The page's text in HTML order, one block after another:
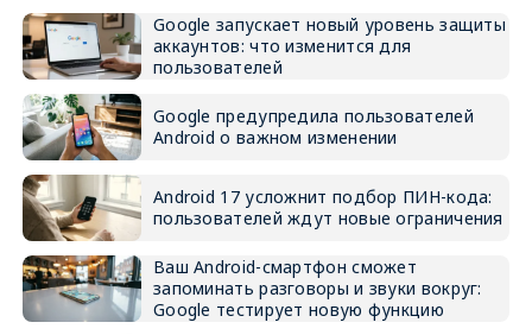
Google запускает новый уровень защиты
аккаунтов: что изменится для
пользователей
Google предупредила пользователей
Android о важном изменении
Android 17 усложнит подбор ПИН-кода:
пользователей ждут новые ограничения
Ваш Android-смартфон сможет
запоминать разговоры и звуки вокруг:
Google тестирует новую функцию